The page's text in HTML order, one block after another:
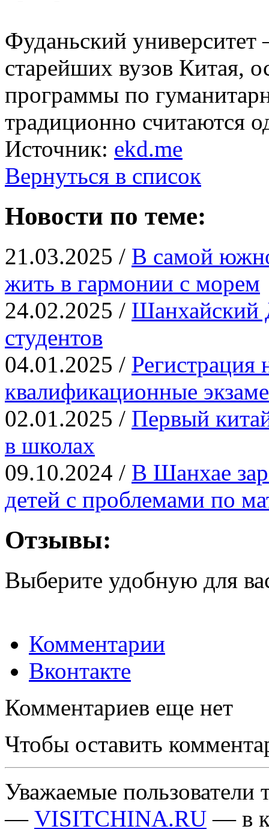
Фуданьский
старейших вузов Китая,
программы по
традиционно считаются
Источник: ekd.me
Вернуться в список
Новости по теме:
21.03.2025 / В самой
жить в гармонии с морем
24.02.2025 / Шанхайский
студентов
04.01.2025 /
квалификационные
02.01.2025 / Первый
в школах
09.10.2024 / В Шанхае
детей с проблемами по
Отзывы:
Выберите удобную для
Комментарии
Вконтакте
Комментариев еще нет
Чтобы оставить
Уважаемые пользователи
— VISITCHINA.RU — в